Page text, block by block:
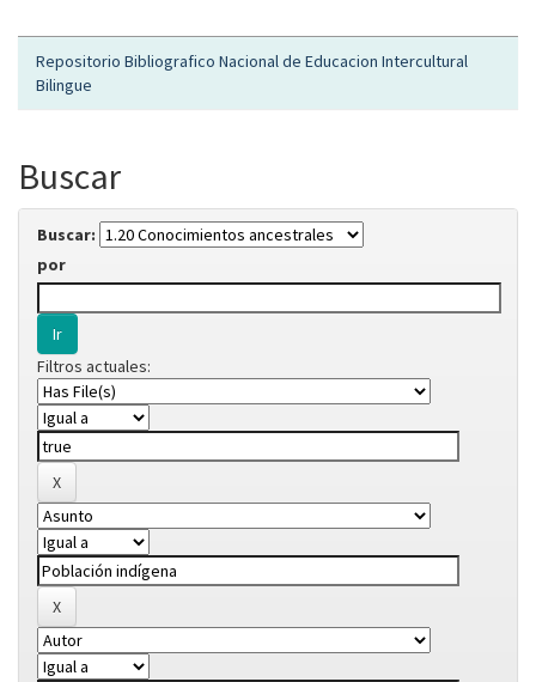
Repositorio Bibliografico Nacional de Educacion Intercultural
Bilingue
Buscar
Buscar:
por
Filtros actuales: